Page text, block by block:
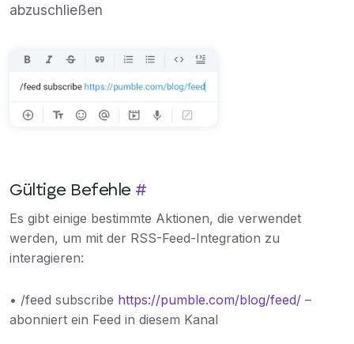
abzuschließen
Gültige Befehle #
Es gibt einige bestimmte Aktionen, die verwendet
werden, um mit der RSS-Feed-Integration zu
interagieren:
• /feed subscribe https://pumble.com/blog/feed/ –
abonniert ein Feed in diesem Kanal